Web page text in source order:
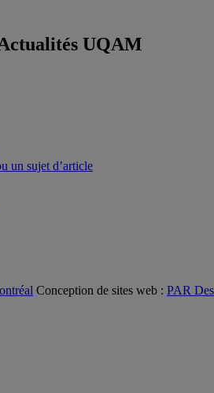
UQAM
un sujet d’article
Conception de sites web : PAR